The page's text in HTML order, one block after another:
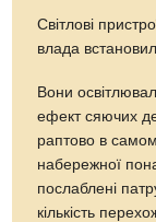
Світлові
влада
Вони
ефект сяючих
раптово в
набережної
послаблені
кількість